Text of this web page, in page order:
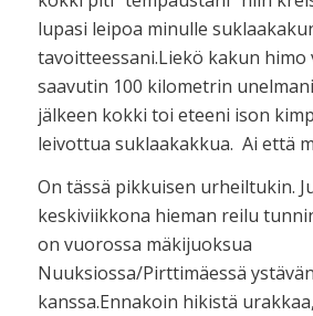
lupasi leipoa minulle
tavoitteessani.Liekö kakun himo
saavutin 100 kilometrin
jälkeen kokki toi eteeni ison
leivottua suklaakakkua. Ai että
On tässä pikkuisen urheiltukin.
keskiviikkona hieman reilu
on vuorossa mäkijuoksua
Nuuksiossa/Pirttimäessä
kanssa.Ennakoin hikistä